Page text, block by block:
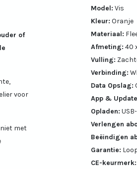
of
voor
met
Model: Vis
Kleur: Oranje
Materiaal:
Afmeting: 40
Vulling:
Verbinding:
Data Opslag:
App &
Opladen:
Verlengen
Beëindigen
Garantie:
CE-keurmerk: